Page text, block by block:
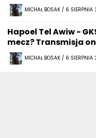
MICHAŁ BOSAK / 6 SIERPNIA
Hapoel Tel Awiw -
mecz? Transmisja
MICHAŁ BOSAK / 6 SIERPNIA